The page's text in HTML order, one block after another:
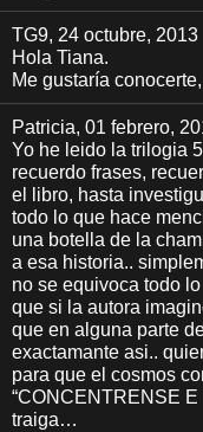
TG9, 24 octubre, 2013
Hola Tiana.
Me gustaría
Patricia, 01 febrero,
Yo he leido la trilogia
recuerdo frases,
el libro, hasta
todo lo que hace
una botella de la
a esa historia..
no se equivoca todo
que si la autora
que en alguna parte
exactamante asi..
para que el cosmos
“CONCENTRENSE
traiga…